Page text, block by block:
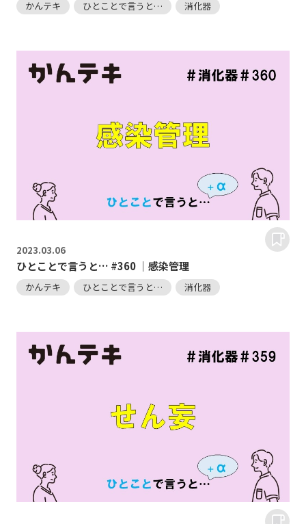
かんテキ ひとことで言うと… 消化器
2023.03.06
ひとことで言うと… #360 ｜感染管理
かんテキ ひとことで言うと… 消化器